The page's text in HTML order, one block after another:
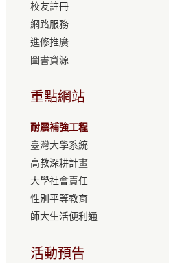
校友註冊
網路服務
進修推廣
圖書資源
重點網站
耐震補強工程
臺灣大學系統
高教深耕計畫
大學社會責任
性別平等教育
師大生活便利通
活動預告